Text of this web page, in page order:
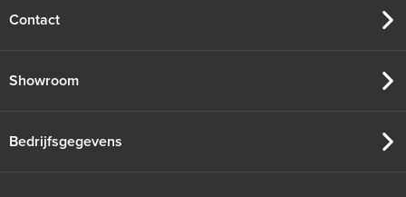
Contact
Showroom
Bedrijfsgegevens